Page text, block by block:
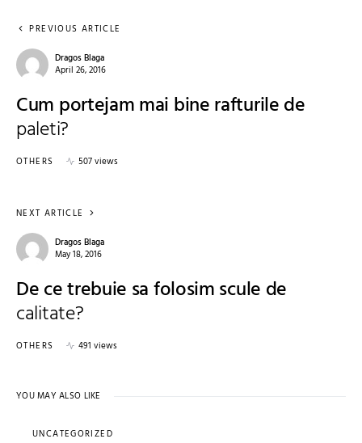
PREVIOUS ARTICLE
Dragos Blaga
April 26, 2016
Cum portejam mai bine rafturile de
paleti?
OTHERS 507 views
NEXT ARTICLE
Dragos Blaga
May 18, 2016
De ce trebuie sa folosim scule de
calitate?
OTHERS 491 views
YOU MAY ALSO LIKE
UNCATEGORIZED